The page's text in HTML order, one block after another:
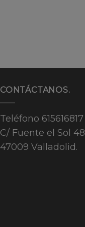
CONTÁCTANOS.
Teléfono 615616817
C/ Fuente el Sol 48
47009 Valladolid.